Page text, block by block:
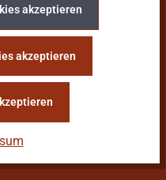
akzeptieren
akzeptieren